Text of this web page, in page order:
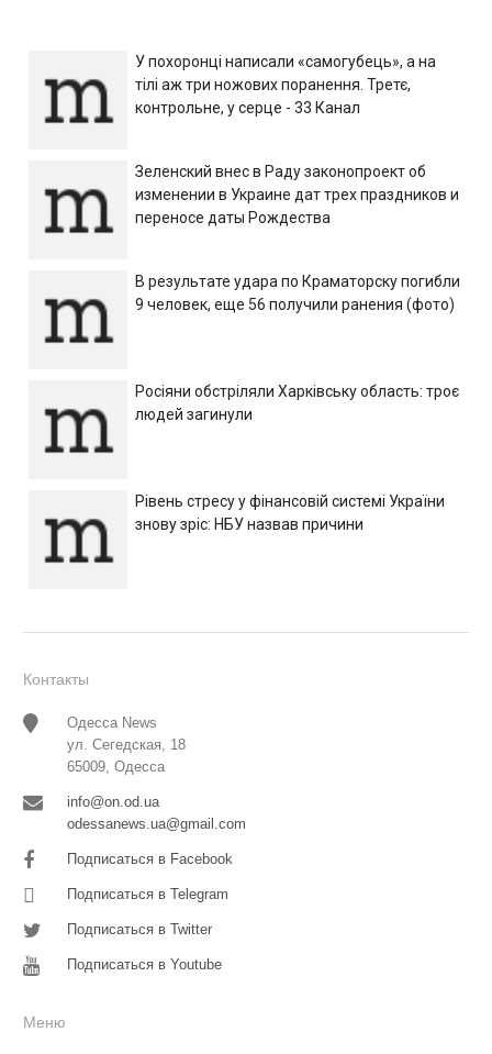
У похоронці написали «самогубець», а на
тілі аж три ножових поранення. Третє,
контрольне, у серце - 33 Канал
Зеленский внес в Раду законопроект об
изменении в Украине дат трех праздников и
переносе даты Рождества
В результате удара по Краматорску погибли
9 человек, еще 56 получили ранения (фото)
Росіяни обстріляли Харківську область: троє
людей загинули
Рівень стресу у фінансовій системі України
знову зріс: НБУ назвав причини
Контакты
Одесса News
ул. Сегедская, 18
65009, Одесса
info@on.od.ua
odessanews.ua@gmail.com
Подписаться в Facebook
Подписаться в Telegram
Подписаться в Twitter
Подписаться в Youtube
Меню